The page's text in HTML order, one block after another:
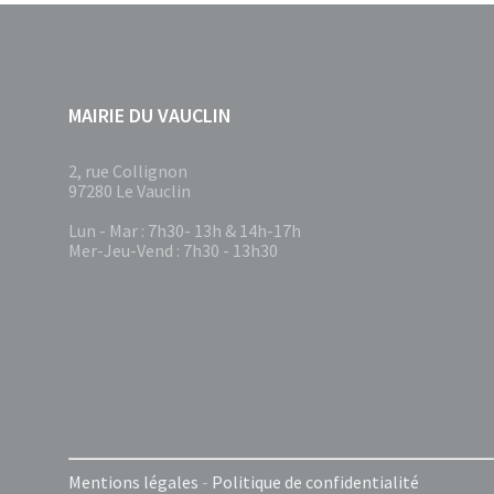
MAIRIE DU VAUCLIN
2, rue Collignon
97280 Le Vauclin
Lun - Mar : 7h30- 13h & 14h-17h
Mer-Jeu-Vend : 7h30 - 13h30
Mentions légales - Politique de confidentialité